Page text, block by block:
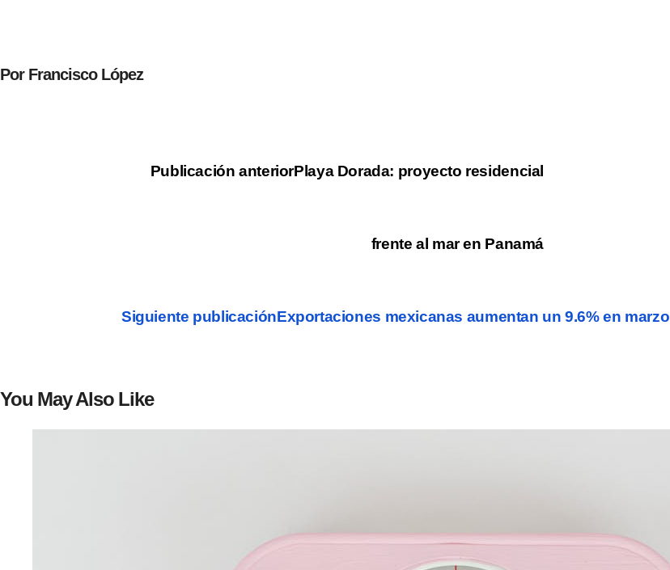
Por Francisco López
Publicación anteriorPlaya Dorada: proyecto residencial
frente al mar en Panamá
Siguiente publicaciónExportaciones mexicanas aumentan un 9.6% en marzo
You May Also Like